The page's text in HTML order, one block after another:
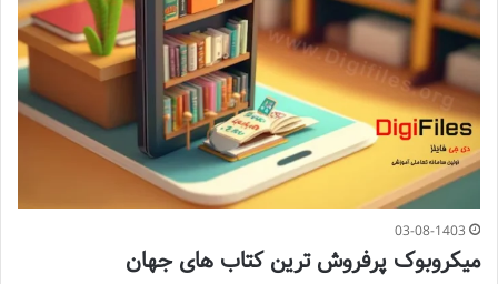
03-08-1403
میکروبوک پرفروش ترین کتاب های جهان